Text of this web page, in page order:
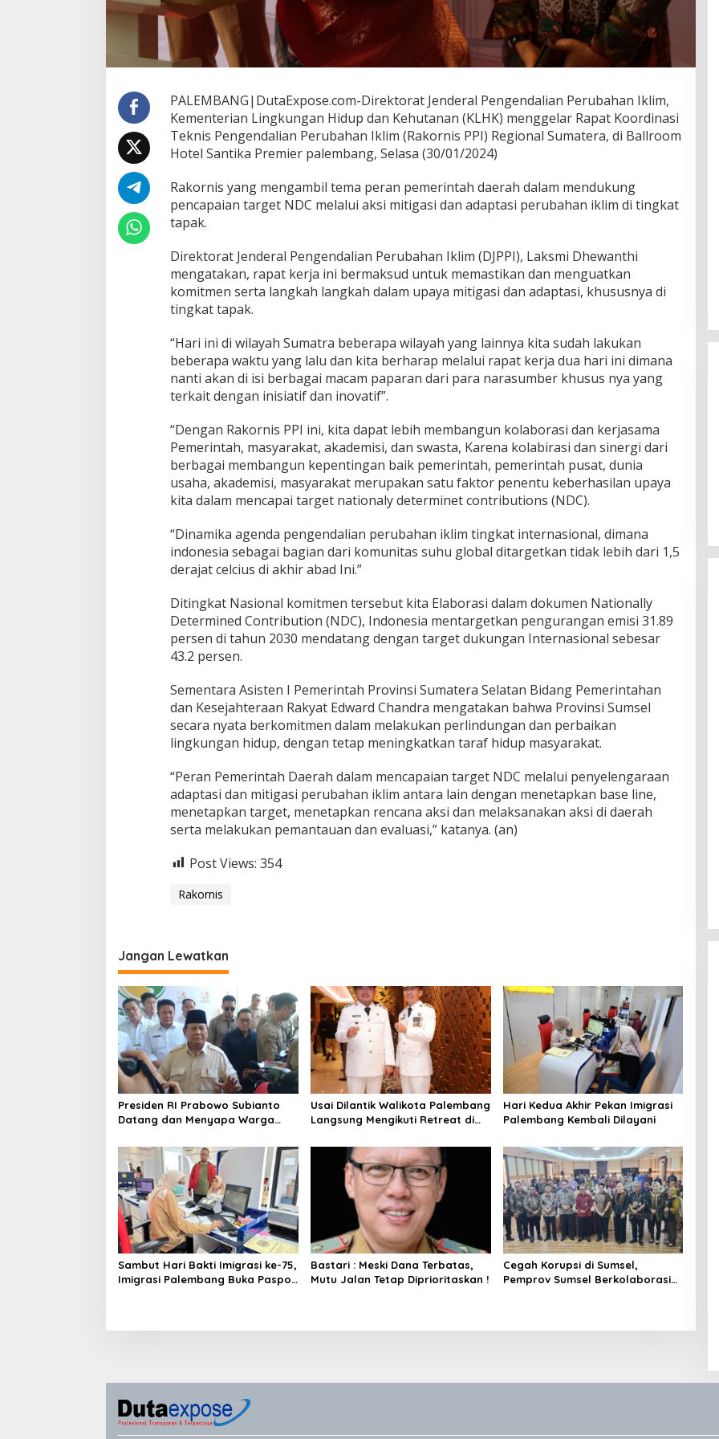
a
n
a
k
R
a
r
n
i
s
I
R
e
g
i
n
a
l
S
u
m
e
r
a
PALEMBANG|DutaExpose.com-Direktorat Jenderal Pengendalian Perubahan Iklim,
Kementerian Lingkungan Hidup dan Kehutanan (KLHK) menggelar Rapat Koordinasi
Teknis Pengendalian Perubahan Iklim (Rakornis PPI) Regional Sumatera, di Ballroom
Hotel Santika Premier palembang, Selasa (30/01/2024)
Rakornis yang mengambil tema peran pemerintah daerah dalam mendukung
pencapaian target NDC melalui aksi mitigasi dan adaptasi perubahan iklim di tingkat
tapak.
Direktorat Jenderal Pengendalian Perubahan Iklim (DJPPI), Laksmi Dhewanthi
mengatakan, rapat kerja ini bermaksud untuk memastikan dan menguatkan
komitmen serta langkah langkah dalam upaya mitigasi dan adaptasi, khususnya di
tingkat tapak.
“Hari ini di wilayah Sumatra beberapa wilayah yang lainnya kita sudah lakukan
beberapa waktu yang lalu dan kita berharap melalui rapat kerja dua hari ini dimana
nanti akan di isi berbagai macam paparan dari para narasumber khusus nya yang
terkait dengan inisiatif dan inovatif”.
“Dengan Rakornis PPI ini, kita dapat lebih membangun kolaborasi dan kerjasama
Pemerintah, masyarakat, akademisi, dan swasta, Karena kolabirasi dan sinergi dari
berbagai membangun kepentingan baik pemerintah, pemerintah pusat, dunia
usaha, akademisi, masyarakat merupakan satu faktor penentu keberhasilan upaya
kita dalam mencapai target nationaly determinet contributions (NDC).
“Dinamika agenda pengendalian perubahan iklim tingkat internasional, dimana
indonesia sebagai bagian dari komunitas suhu global ditargetkan tidak lebih dari 1,5
derajat celcius di akhir abad Ini.”
Ditingkat Nasional komitmen tersebut kita Elaborasi dalam dokumen Nationally
Determined Contribution (NDC), Indonesia mentargetkan pengurangan emisi 31.89
persen di tahun 2030 mendatang dengan target dukungan Internasional sebesar
43.2 persen.
Sementara Asisten I Pemerintah Provinsi Sumatera Selatan Bidang Pemerintahan
dan Kesejahteraan Rakyat Edward Chandra mengatakan bahwa Provinsi Sumsel
secara nyata berkomitmen dalam melakukan perlindungan dan perbaikan
lingkungan hidup, dengan tetap meningkatkan taraf hidup masyarakat.
“Peran Pemerintah Daerah dalam mencapaian target NDC melalui penyelengaraan
adaptasi dan mitigasi perubahan iklim antara lain dengan menetapkan base line,
menetapkan target, menetapkan rencana aksi dan melaksanakan aksi di daerah
serta melakukan pemantauan dan evaluasi,” katanya. (an)
Post Views: 354
Rakornis
Jangan Lewatkan
Presiden RI Prabowo Subianto
Datang dan Menyapa Warga
Usai Dilantik Walikota Palembang
Langsung Mengikuti Retreat di
Hari Kedua Akhir Pekan Imigrasi
Palembang Kembali Dilayani
Sambut Hari Bakti Imigrasi ke-75,
Imigrasi Palembang Buka Paspor
Bastari : Meski Dana Terbatas,
Mutu Jalan Tetap Diprioritaskan !
Cegah Korupsi di Sumsel,
Pemprov Sumsel Berkolaborasi
DPW PAN Sumsel Segera
Laksanakan Musyawarah Wilayah
2025
Di Politik | Sabtu, 15-03-2025, | 17:12,